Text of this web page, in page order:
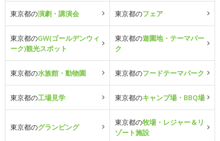
東京都の演劇・講演会 東京都のフェア
東京都のGW(ゴールデンウィ
ーク)観光スポット
東京都の遊園地・テーマパー
ク
東京都の水族館・動物園 東京都のフードテーマパーク
東京都の工場見学 東京都のキャンプ場・BBQ場
東京都のグランピング
東京都の牧場・レジャー＆リ
ゾート施設